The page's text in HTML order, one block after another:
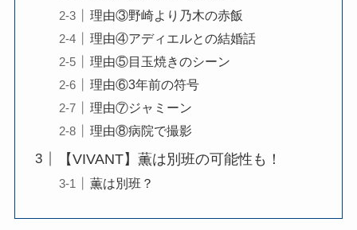
理由③野崎より乃木の赤飯
理由④アディエルとの結婚話
理由⑤目玉焼きのシーン
理由⑥3年前の符号
理由⑦ジャミーン
理由⑧病院で撮影
【VIVANT】薫は別班の可能性も！
薫は別班？